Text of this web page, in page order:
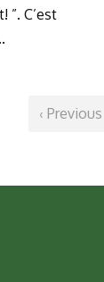
”. C’est
‹ Previous